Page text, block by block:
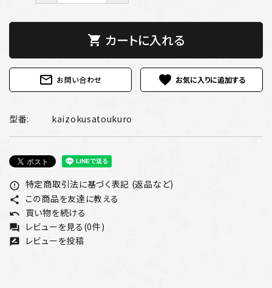
shopping_cart カートに入れる
mail_outline お問い合わせ favorite
型番: kaizokusatoukuro
error_outline 特定商取引法に基づく表記 (返品など)
share この商品を友達に教える
undo 買い物を続ける
forum レビューを見る(0件)
rate_review レビューを投稿